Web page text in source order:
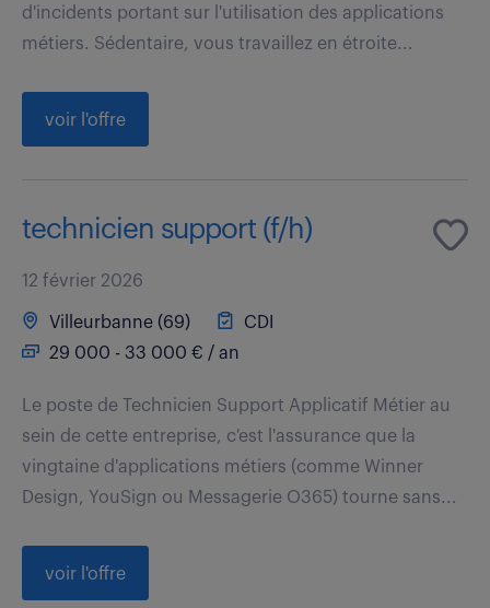
d'incidents portant sur l'utilisation des applications
métiers. Sédentaire, vous travaillez en étroite...
voir l'offre
technicien support (f/h)
12 février 2026
Villeurbanne (69)
CDI
29 000 - 33 000 € / an
Le poste de Technicien Support Applicatif Métier au
sein de cette entreprise, c'est l'assurance que la
vingtaine d'applications métiers (comme Winner
Design, YouSign ou Messagerie O365) tourne sans...
voir l'offre